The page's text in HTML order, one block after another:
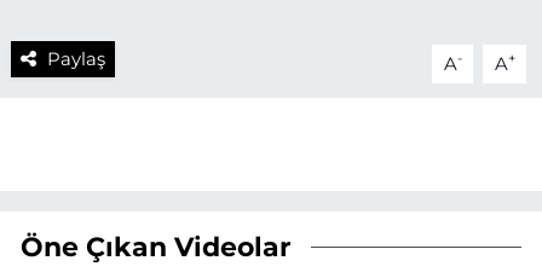
Paylaş A- A+
Öne Çıkan Videolar